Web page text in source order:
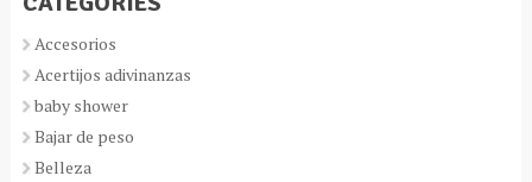
Accesorios
Acertijos adivinanzas
baby shower
Bajar de peso
Belleza